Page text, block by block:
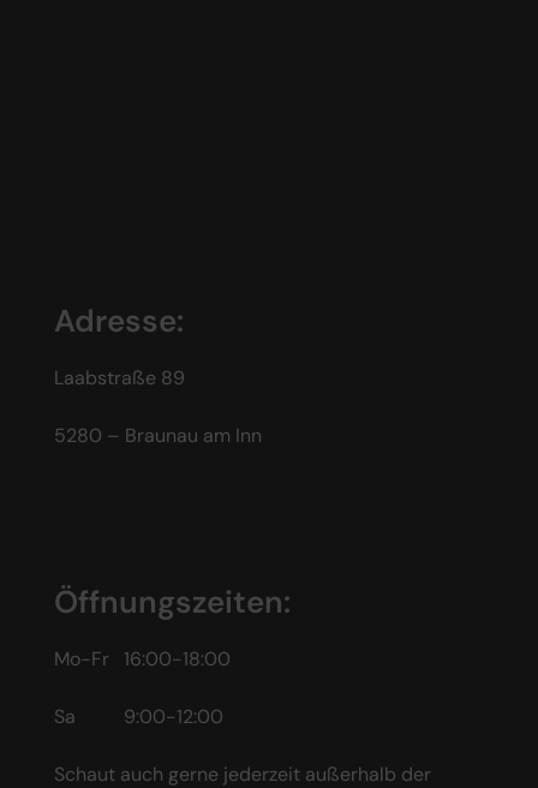
Adresse:
Laabstraße 89
5280 – Braunau am Inn
Öffnungszeiten:
Mo-Fr 16:00-18:00
Sa 9:00-12:00
Schaut auch gerne jederzeit außerhalb der